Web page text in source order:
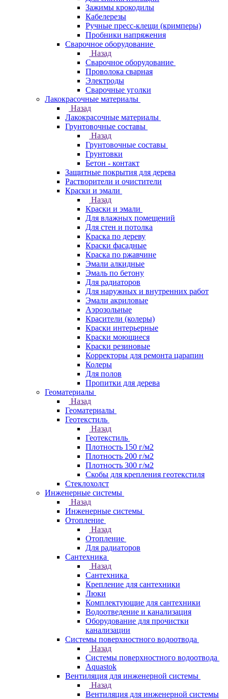
Зажимы крокодилы
Кабелерезы
Ручные пресс-клещи (кримперы)
Пробники напряжения
Сварочное оборудование
Назад
Сварочное оборудование
Проволока сварная
Электроды
Сварочные уголки
Лакокрасочные материалы
Назад
Лакокрасочные материалы
Грунтовочные составы
Назад
Грунтовочные составы
Грунтовки
Бетон - контакт
Защитные покрытия для дерева
Растворители и очистители
Краски и эмали
Назад
Краски и эмали
Для влажных помещений
Для стен и потолка
Краска по дереву
Краски фасадные
Краска по ржавчине
Эмали алкидные
Эмаль по бетону
Для радиаторов
Для наружных и внутренних работ
Эмали акриловые
Аэрозольные
Красители (колеры)
Краски интерьерные
Краски моющиеся
Краски резиновые
Корректоры для ремонта царапин
Колеры
Для полов
Пропитки для дерева
Геоматериалы
Назад
Геоматериалы
Геотекстиль
Назад
Геотекстиль
Плотность 150 г/м2
Плотность 200 г/м2
Плотность 300 г/м2
Скобы для крепления геотекстиля
Стеклохолст
Инженерные системы
Назад
Инженерные системы
Отопление
Назад
Отопление
Для радиаторов
Сантехника
Назад
Сантехника
Крепление для сантехники
Люки
Комплектующие для сантехники
Водоотведение и канализация
Оборудование для прочистки
канализации
Системы поверхностного водоотвода
Назад
Системы поверхностного водоотвода
Aquastok
Вентиляция для инженерной системы
Назад
Вентиляция для инженерной системы